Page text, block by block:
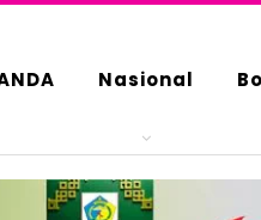
Nasional